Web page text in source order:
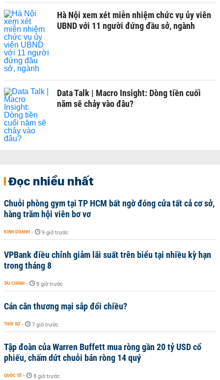
Hà Nội xem xét miễn nhiệm chức vụ ủy viên
UBND với 11 người đứng đầu sở, ngành
Data Talk | Macro Insight: Dòng tiền cuối
năm sẽ chảy vào đâu?
Đọc nhiều nhất
Chuỗi phòng gym tại TP HCM bất ngờ đóng cửa tất cả cơ sở,
hàng trăm hội viên bơ vơ
KINH DOANH - 9 giờ trước
VPBank điều chỉnh giảm lãi suất trên biểu tại nhiều kỳ hạn
trong tháng 8
TÀI CHÍNH - 8 giờ trước
Cán cân thương mại sắp đổi chiều?
THỜI SỰ - 7 giờ trước
Tập đoàn của Warren Buffett mua ròng gần 20 tỷ USD cổ
phiếu, chấm dứt chuỗi bán ròng 14 quý
QUỐC TẾ - 8 giờ trước